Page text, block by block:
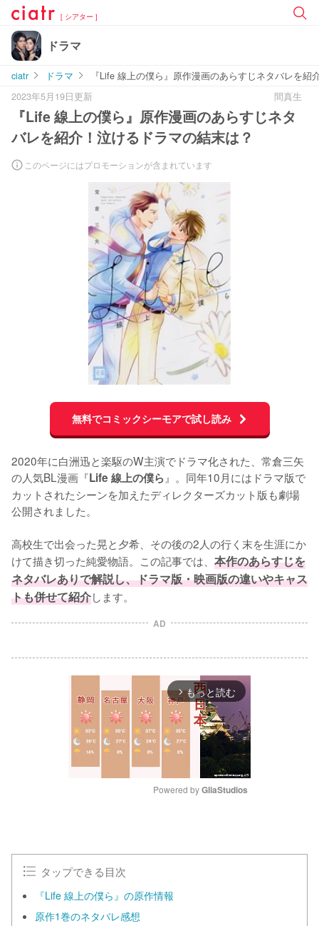
[ シアター ]
ドラマ
ciatr ドラマ
『Life 線上の僕ら』原作漫画のあらすじネタバレを紹
2023年5月19日更新
間真生
『Life 線上の僕ら』原作漫画のあらすじネタ
バレを紹介！泣けるドラマの結末は？
このページにはプロモーションが含まれています
無料でコミックシーモアで試し読み
2020年に白洲迅と楽駆のW主演でドラマ化された、常倉三矢
の人気BL漫画『Life 線上の僕ら 』。同年10月にはドラマ版で
カットされたシーンを加えたディレクターズカット版も劇場
公開されました。
高校生で出会った晃と夕希、その後の2人の行く末を生涯にか
けて描き切った純愛物語。この記事では、 本作のあらすじを
ネタバレありで解説し、ドラマ版・映画版の違いやキャス
トも併せて紹介します。
AD
arrow_forward_ios もっと読む
Powered by GliaStudios
タップできる目次
『Life 線上の僕ら』の原作情報
原作1巻のネタバレ感想